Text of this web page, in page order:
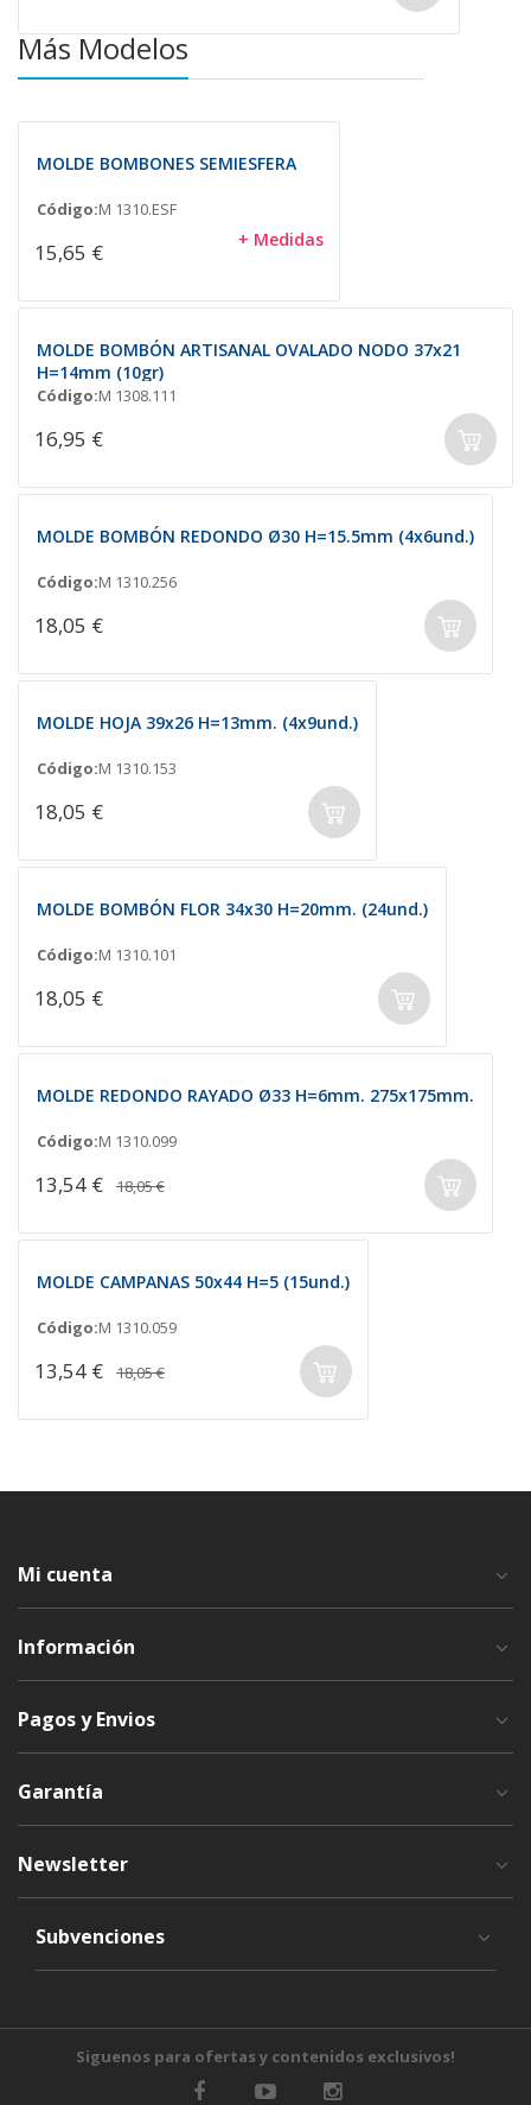
Más Modelos
MOLDE BOMBONES SEMIESFERA
Código:M 1310.ESF
15,65 € + Medidas
MOLDE BOMBÓN ARTISANAL OVALADO NODO 37x21
H=14mm (10gr)
Código:M 1308.111
16,95 €
MOLDE BOMBÓN REDONDO Ø30 H=15.5mm (4x6und.)
Código:M 1310.256
18,05 €
MOLDE HOJA 39x26 H=13mm. (4x9und.)
Código:M 1310.153
18,05 €
MOLDE BOMBÓN FLOR 34x30 H=20mm. (24und.)
Código:M 1310.101
18,05 €
MOLDE REDONDO RAYADO Ø33 H=6mm. 275x175mm.
Código:M 1310.099
13,54 € 18,05 €
MOLDE CAMPANAS 50x44 H=5 (15und.)
Código:M 1310.059
13,54 € 18,05 €
Mi cuenta
Información
Pagos y Envios
Garantía
Newsletter
Subvenciones
Siguenos para ofertas y contenidos exclusivos!